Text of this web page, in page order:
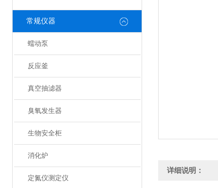
常规仪器
蠕动泵
反应釜
真空抽滤器
臭氧发生器
生物安全柜
消化炉
定氮仪测定仪
详细说明：